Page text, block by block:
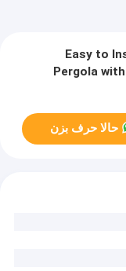
Easy to
Pergola
حالا حرف بزن